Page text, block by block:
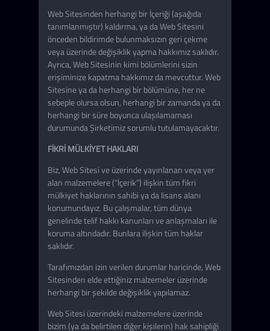
Web Sitesinden herhangi bir İçeriği (aşağıda
tanımlanmıştır) kaldırma, ya da Web Sitesini
önceden bildirimde bulunmaksızın geri çekme
veya üzerinde değişiklik yapma hakkımız saklıdır.
Ayrıca, Web Sitesinin kimi bölümlerini sizin
erişiminize kapatma hakkımız da mevcuttur. Web
Sitesine ya da herhangi bir bölümüne, her ne
sebeple olursa olsun, herhangi bir zamanda ya da
herhangi bir süre boyunca ulaşılamaması
durumunda Şirketimiz sorumlu tutulamayacaktır.
FİKRİ MÜLKİYET HAKLARI
Biz, Web Sitesi ve üzerinde yayınlanan veya yer
alan malzemelere (“İçerik”) ilişkin tüm fikri
mülkiyet haklarının sahibi ya da lisans alanı
konumundayız. Bu çalışmalar, tüm dünya
genelinde telif hakkı kanunları ve anlaşmaları ile
koruma altındadır. Bunlara ilişkin tüm haklar
saklıdır.
Tarafımızdan izin verilen durumlar haricinde, Web
Sitesinden elde ettiğiniz malzemeler üzerinde
herhangi bir şekilde değişiklik yapılamaz.
Web Sitesi üzerindeki malzemelere üzerinde
bizim (ya da belirtilen diğer kişilerin) hak sahipliği